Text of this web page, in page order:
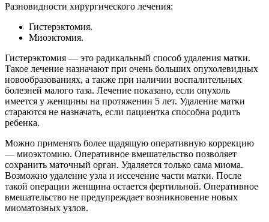
Разновидности хирургического лечения:
Гистерэктомия.
Миоэктомия.
Гистерэктомия — это радикальный способ удаления матки.
Такое лечение назначают при очень больших опухолевидных
новообразованиях, а также при наличии воспалительных
болезней малого таза. Лечение показано, если опухоль
имеется у женщины на протяжении 5 лет. Удаление матки
стараются не назначать, если пациентка способна родить
ребенка.
Можно применять более щадящую оперативную коррекцию
— миоэктомию. Оперативное вмешательство позволяет
сохранить маточный орган. Удаляется только сама миома.
Возможно удаление узла и иссечение части матки. После
такой операции женщина остается фертильной. Оперативное
вмешательство не предупреждает возникновение новых
миоматозных узлов.